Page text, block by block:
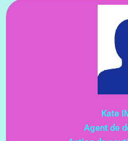
Kate
Agent de